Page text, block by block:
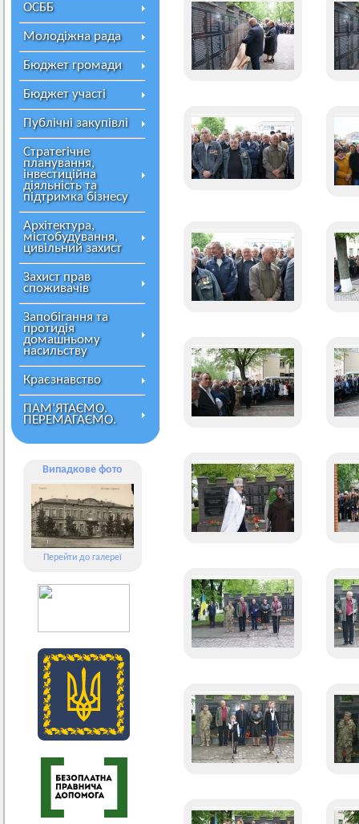
ОСББ
Молодіжна рада
Бюджет громади
Бюджет участі
Публічні закупівлі
Стратегічне
планування,
інвестиційна
діяльність та
підтримка бізнесу
Архітектура,
містобудування,
цивільний захист
Захист прав
споживачів
Запобігання та
протидія
домашньому
насильству
Краєзнавство
ПАМ’ЯТАЄМО.
ПЕРЕМАГАЄМО.
Випадкове фото
Перейти до галереї